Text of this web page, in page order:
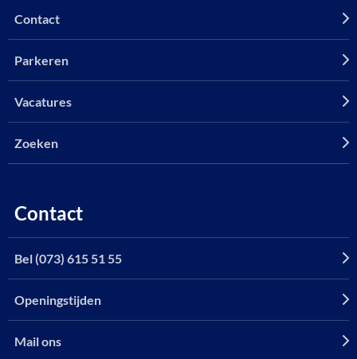
Contact
Parkeren
Vacatures
Zoeken
Contact
Bel (073) 615 51 55
Openingstijden
Mail ons